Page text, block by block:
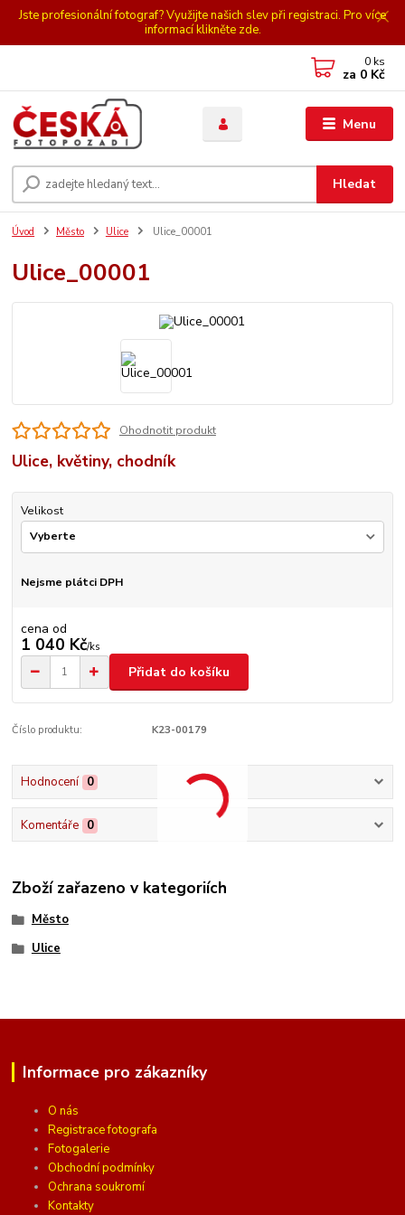
Jste profesionální fotograf? Využijte našich slev při registraci. Pro více
informací klikněte zde.
Menu
Hledat
0 ks
za 0 Kč
Úvod Město Ulice Ulice_00001
Ulice_00001
Ohodnotit produkt
Ulice, květiny, chodník
Velikost
Nejsme plátci DPH
cena od
1 040 Kč/ks
Přidat do košíku
Číslo produktu: K23-00179
Hodnocení 0
Komentáře 0
Zboží zařazeno v kategoriích
Město
Ulice
Informace pro zákazníky
O nás
Registrace fotografa
Fotogalerie
Obchodní podmínky
Ochrana soukromí
Kontakty